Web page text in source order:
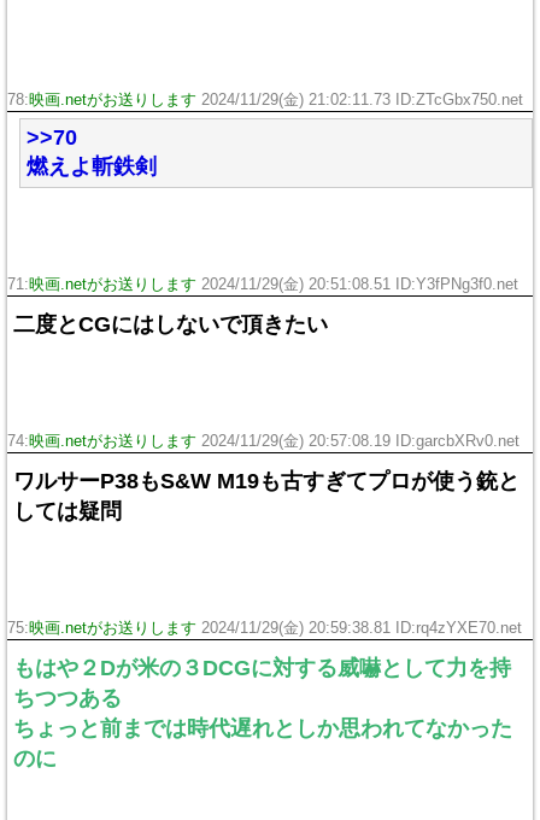
78:映画.netがお送りします 2024/11/29(金) 21:02:11.73 ID:ZTcGbx750.net
>>70
燃えよ斬鉄剣
71:映画.netがお送りします 2024/11/29(金) 20:51:08.51 ID:Y3fPNg3f0.net
二度とCGにはしないで頂きたい
74:映画.netがお送りします 2024/11/29(金) 20:57:08.19 ID:garcbXRv0.net
ワルサーP38もS&W M19も古すぎてプロが使う銃と
しては疑問
75:映画.netがお送りします 2024/11/29(金) 20:59:38.81 ID:rq4zYXE70.net
もはや２Dが米の３DCGに対する威嚇として力を持
ちつつある
ちょっと前までは時代遅れとしか思われてなかった
のに